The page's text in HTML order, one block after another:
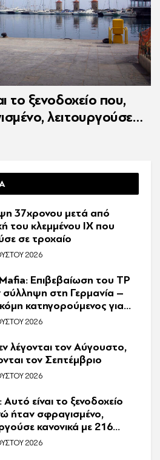
το ξενοδοχείο που,
λειτουργούσε
– Συνελήφθη η
37χρονου μετά από
του κλεμμένου ΙΧ που
σε τροχαίο
2026
Επιβεβαίωση τoυ ΤP
σύλληψη στη Γερμανία –
κατηγορούμενος για
του Ζαμπούνη
2026
λέγονται τον Αύγουστο,
τον Σεπτέμβριο
2026
είναι το ξενοδοχείο
ήταν σφραγισμένο,
κανονικά με 216
– Συνελήφθη η
2026